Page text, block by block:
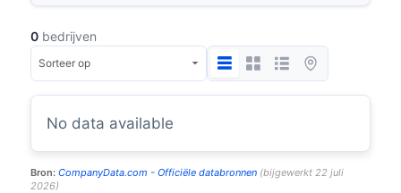
0 bedrijven
No data available
Bron: CompanyData.com - Officiële databronnen(bijgewerkt 22 juli
2026)